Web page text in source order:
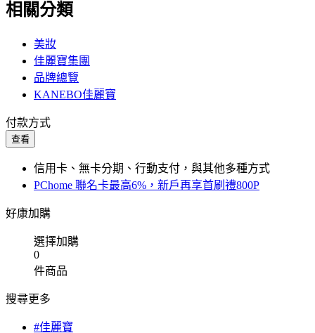
相關分類
美妝
佳麗寶集團
品牌總覽
KANEBO佳麗寶
付款方式
查看
信用卡、無卡分期、行動支付，與其他多種方式
PChome 聯名卡最高6%，新戶再享首刷禮800P
好康加購
選擇加購
0
件商品
搜尋更多
#佳麗寶